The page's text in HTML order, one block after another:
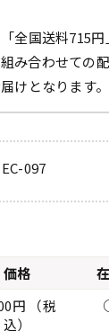
全国送料715円
み合わせての
けとなります。
097
価格
円 （税
込）